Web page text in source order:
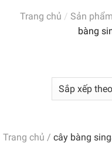
Trang chủ / Sản phẩm
bàng
Trang chủ / cây bàng